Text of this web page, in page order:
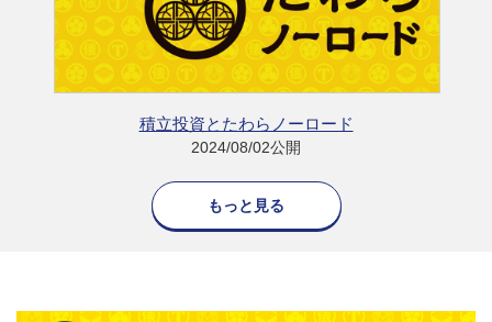
積立投資とたわらノーロード
2024/08/02公開
もっと見る